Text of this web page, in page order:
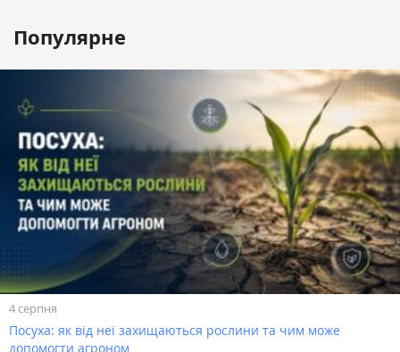
Популярне
4 серпня
Посуха: як від неї захищаються рослини та чим може
допомогти агроном